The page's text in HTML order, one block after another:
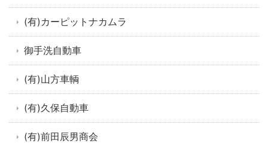
(有)カーピットナカムラ
御手洗自動車
(有)山方車輌
(有)久保自動車
(有)前田辰男商会